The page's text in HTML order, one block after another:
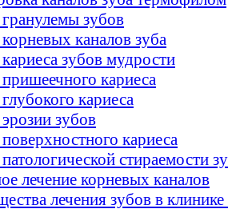
зубов
каналов зуба
зубов мудрости
кариеса
кариеса
зубов
кариеса
стираемости
лечение корневых каналов
лечения зубов в